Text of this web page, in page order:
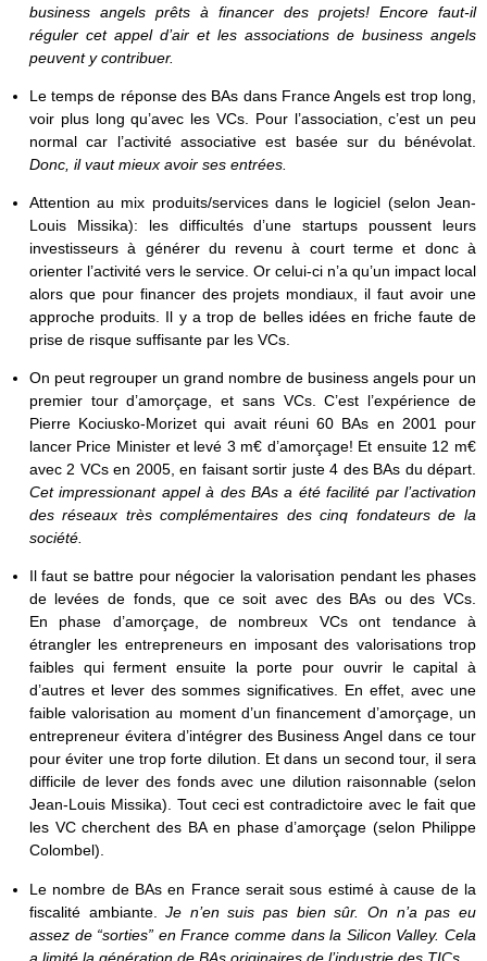
business angels prêts à financer des projets! Encore faut-il
réguler cet appel d’air et les associations de business angels
peuvent y contribuer.
Le temps de réponse des BAs dans France Angels est trop long,
voir plus long qu’avec les VCs. Pour l’association, c’est un peu
normal car l’activité associative est basée sur du bénévolat.
Donc, il vaut mieux avoir ses entrées.
Attention au mix produits/services dans le logiciel (selon Jean-
Louis Missika): les difficultés d’une startups poussent leurs
investisseurs à générer du revenu à court terme et donc à
orienter l’activité vers le service. Or celui-ci n’a qu’un impact local
alors que pour financer des projets mondiaux, il faut avoir une
approche produits. Il y a trop de belles idées en friche faute de
prise de risque suffisante par les VCs.
On peut regrouper un grand nombre de business angels pour un
premier tour d’amorçage, et sans VCs. C’est l’expérience de
Pierre Kociusko-Morizet qui avait réuni 60 BAs en 2001 pour
lancer Price Minister et levé 3 m€ d’amorçage! Et ensuite 12 m€
avec 2 VCs en 2005, en faisant sortir juste 4 des BAs du départ.
Cet impressionant appel à des BAs a été facilité par l’activation
des réseaux très complémentaires des cinq fondateurs de la
société.
Il faut se battre pour négocier la valorisation pendant les phases
de levées de fonds, que ce soit avec des BAs ou des VCs.
En phase d’amorçage, de nombreux VCs ont tendance à
étrangler les entrepreneurs en imposant des valorisations trop
faibles qui ferment ensuite la porte pour ouvrir le capital à
d’autres et lever des sommes significatives. En effet, avec une
faible valorisation au moment d’un financement d’amorçage, un
entrepreneur évitera d’intégrer des Business Angel dans ce tour
pour éviter une trop forte dilution. Et dans un second tour, il sera
difficile de lever des fonds avec une dilution raisonnable (selon
Jean-Louis Missika). Tout ceci est contradictoire avec le fait que
les VC cherchent des BA en phase d’amorçage (selon Philippe
Colombel).
Le nombre de BAs en France serait sous estimé à cause de la
fiscalité ambiante.Je n’en suis pas bien sûr. On n’a pas eu
assez de “sorties” en France comme dans la Silicon Valley. Cela
a limité la génération de BAs originaires de l’industrie des TICs.